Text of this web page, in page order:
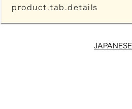
product.tab.details
JAPANESE